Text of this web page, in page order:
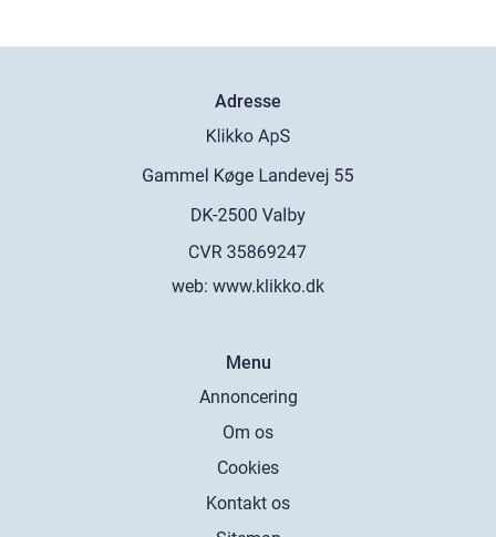
Adresse
web: www.klikko.dk
Menu
Annoncering
Om os
Cookies
Kontakt os